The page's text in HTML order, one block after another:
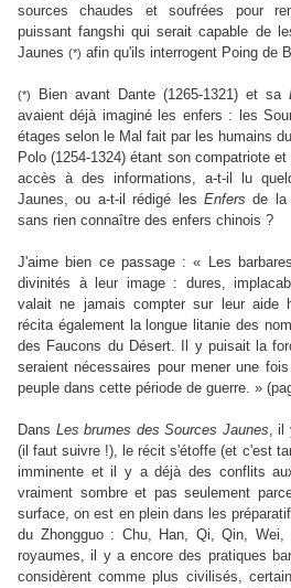
sources chaudes et soufrées pour
puissant fangshi qui serait capable de
Jaunes (*) afin qu'ils interrogent Poing de
(*) Bien avant Dante (1265-1321) et sa
avaient déjà imaginé les enfers : les
étages selon le Mal fait par les humains
Polo (1254-1324) étant son compatriote
accès à des informations, a-t-il lu
Jaunes, ou a-t-il rédigé les Enfers de
sans rien connaître des enfers chinois ?
J'aime bien ce passage : « Les
divinités à leur image : dures,
valait ne jamais compter sur leur aide
récita également la longue litanie des
des Faucons du Désert. Il y puisait la
seraient nécessaires pour mener une
peuple dans cette période de guerre. »
Dans Les brumes des Sources Jaunes, il
(il faut suivre !), le récit s'étoffe (et c'est
imminente et il y a déjà des conflits
vraiment sombre et pas seulement
surface, on est en plein dans les
du Zhongguo : Chu, Han, Qi, Qin, Wei,
royaumes, il y a encore des pratiques
considèrent comme plus civilisés,